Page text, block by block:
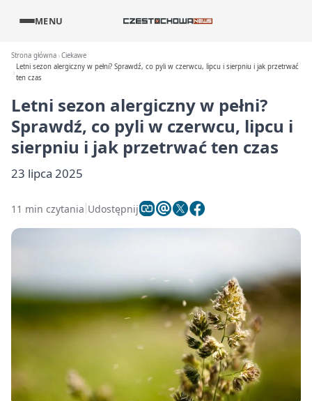
MENU
Strona główna Ciekawe
Letni sezon alergiczny w pełni? Sprawdź, co pyli w czerwcu, lipcu i sierpniu i jak przetrwać
ten czas
Letni sezon alergiczny w pełni?
Sprawdź, co pyli w czerwcu, lipcu i
sierpniu i jak przetrwać ten czas
23 lipca 2025
11 min czytania Udostępnij